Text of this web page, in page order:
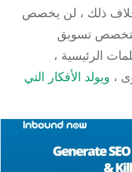
ذلك ، لن يخصص
تسويق
الرئيسية ،
ويولد الأفكار التي